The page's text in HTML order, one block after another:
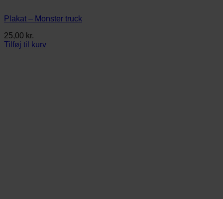
Plakat – Monster truck
25,00 kr.
Tilføj til kurv